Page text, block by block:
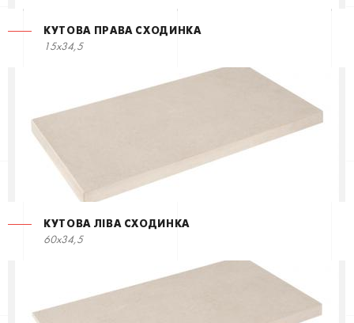
КУТОВА ПРАВА СХОДИНКА
15x34,5
КУТОВА ЛІВА СХОДИНКА
60x34,5